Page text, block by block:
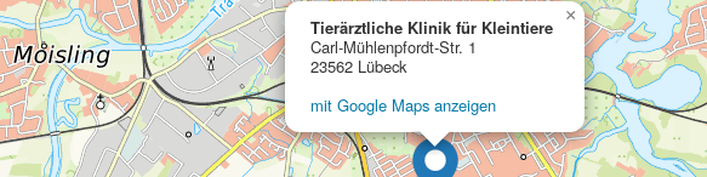
Tierärztliche Klinik für Kleintiere
Carl-Mühlenpfordt-Str. 1
23562 Lübeck
mit Google Maps anzeigen
×